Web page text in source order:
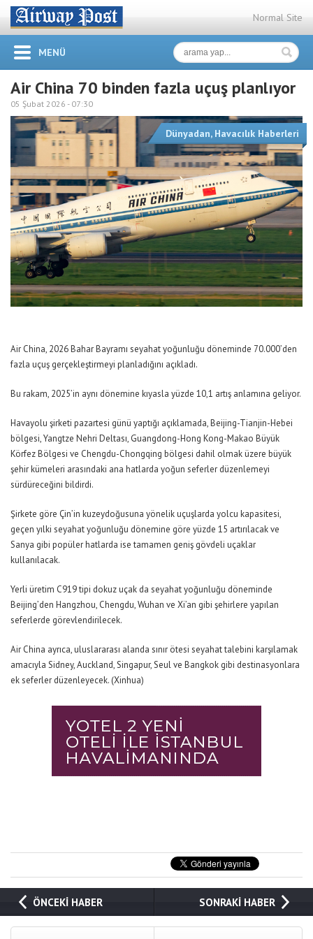
Normal Site
MENÜ
Air China 70 binden fazla uçuş planlıyor
05 Şubat 2026 - 07:30
Dünyadan, Havacılık Haberleri
Air China, 2026 Bahar Bayramı seyahat yoğunluğu döneminde 70.000’den
fazla uçuş gerçekleştirmeyi planladığını açıkladı.
Bu rakam, 2025’in aynı dönemine kıyasla yüzde 10,1 artış anlamına geliyor.
Havayolu şirketi pazartesi günü yaptığı açıklamada, Beijing-Tianjin-Hebei
bölgesi, Yangtze Nehri Deltası, Guangdong-Hong Kong-Makao Büyük
Körfez Bölgesi ve Chengdu-Chongqing bölgesi dahil olmak üzere büyük
şehir kümeleri arasındaki ana hatlarda yoğun seferler düzenlemeyi
sürdüreceğini bildirdi.
Şirkete göre Çin’in kuzeydoğusuna yönelik uçuşlarda yolcu kapasitesi,
geçen yılki seyahat yoğunluğu dönemine göre yüzde 15 artırılacak ve
Sanya gibi popüler hatlarda ise tamamen geniş gövdeli uçaklar
kullanılacak.
Yerli üretim C919 tipi dokuz uçak da seyahat yoğunluğu döneminde
Beijing’den Hangzhou, Chengdu, Wuhan ve Xi’an gibi şehirlere yapılan
seferlerde görevlendirilecek.
Air China ayrıca, uluslararası alanda sınır ötesi seyahat talebini karşılamak
amacıyla Sidney, Auckland, Singapur, Seul ve Bangkok gibi destinasyonlara
ek seferler düzenleyecek. (Xinhua)
ÖNCEKİ HABER SONRAKİ HABER